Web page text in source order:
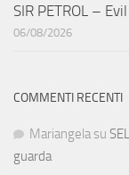
SIR PETROL –
06/08/2026
COMMENTI RECENTI
Mariangela su
guarda